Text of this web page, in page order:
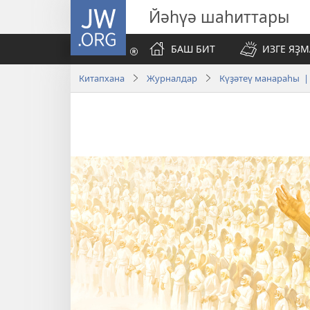
JW.ORG Йәһүә шаһиттары
БАШ БИТ
ИЗГЕ
Китапхана Журналдар Күҙәтеү манараһы